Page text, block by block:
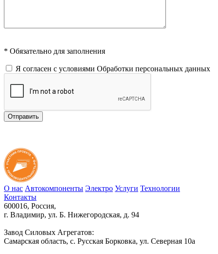
* Обязательно для заполнения
Я согласен с условиями Обработки персональных данных
Отправить
О нас Автокомпоненты Электро Услуги Технологии
Контакты
600016, Россия,
г. Владимир, ул. Б. Нижегородская, д. 94
Завод Силовых Агрегатов:
Самарская область, с. Русская Борковка, ул. Северная 10а